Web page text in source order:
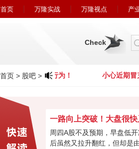
首页 万隆实战 万隆视点 产
Check
首页 > 股吧 >
万隆的欺诈行为！ 小心近期冒
周四A股不及预期，早盘低
后虽然又拉升翻红，但却是